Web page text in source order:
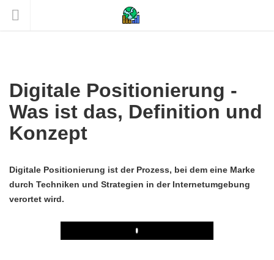
Digitale Positionierung -
Was ist das, Definition und
Konzept
Digitale Positionierung ist der Prozess, bei dem eine Marke
durch Techniken und Strategien in der Internetumgebung
verortet wird.
Play